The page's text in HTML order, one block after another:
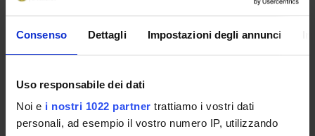
Consenso Dettagli Impostazioni degli annunci
Uso responsabile dei dati
Noi e i nostri 1022 partner trattiamo i vostri dati
personali, ad esempio il vostro numero IP, utilizzando
SPONSORS:
Funds:assigned and managed by the department